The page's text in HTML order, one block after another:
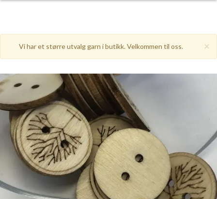
×
Vi har et større utvalg garn i butikk. Velkommen til oss.